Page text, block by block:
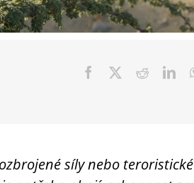
síly nebo